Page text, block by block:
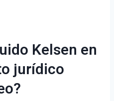
Kelsen en
jurídico